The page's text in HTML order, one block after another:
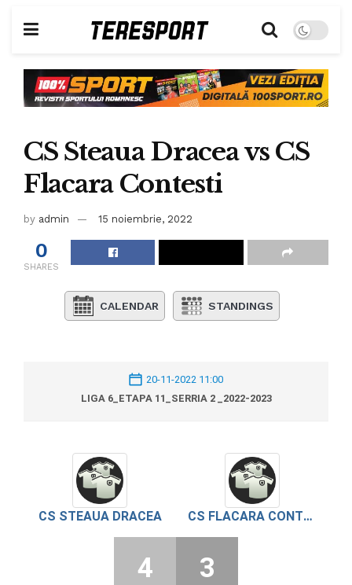
CS Steaua Dracea vs CS
Flacara Contesti
by admin 15 noiembrie, 2022
0
SHARES
CALENDAR STANDINGS
20-11-2022 11:00
LIGA 6_ETAPA 11_SERRIA 2 _2022-2023
CS STEAUA DRACEA CS FLACARA CONTESTI
4 3